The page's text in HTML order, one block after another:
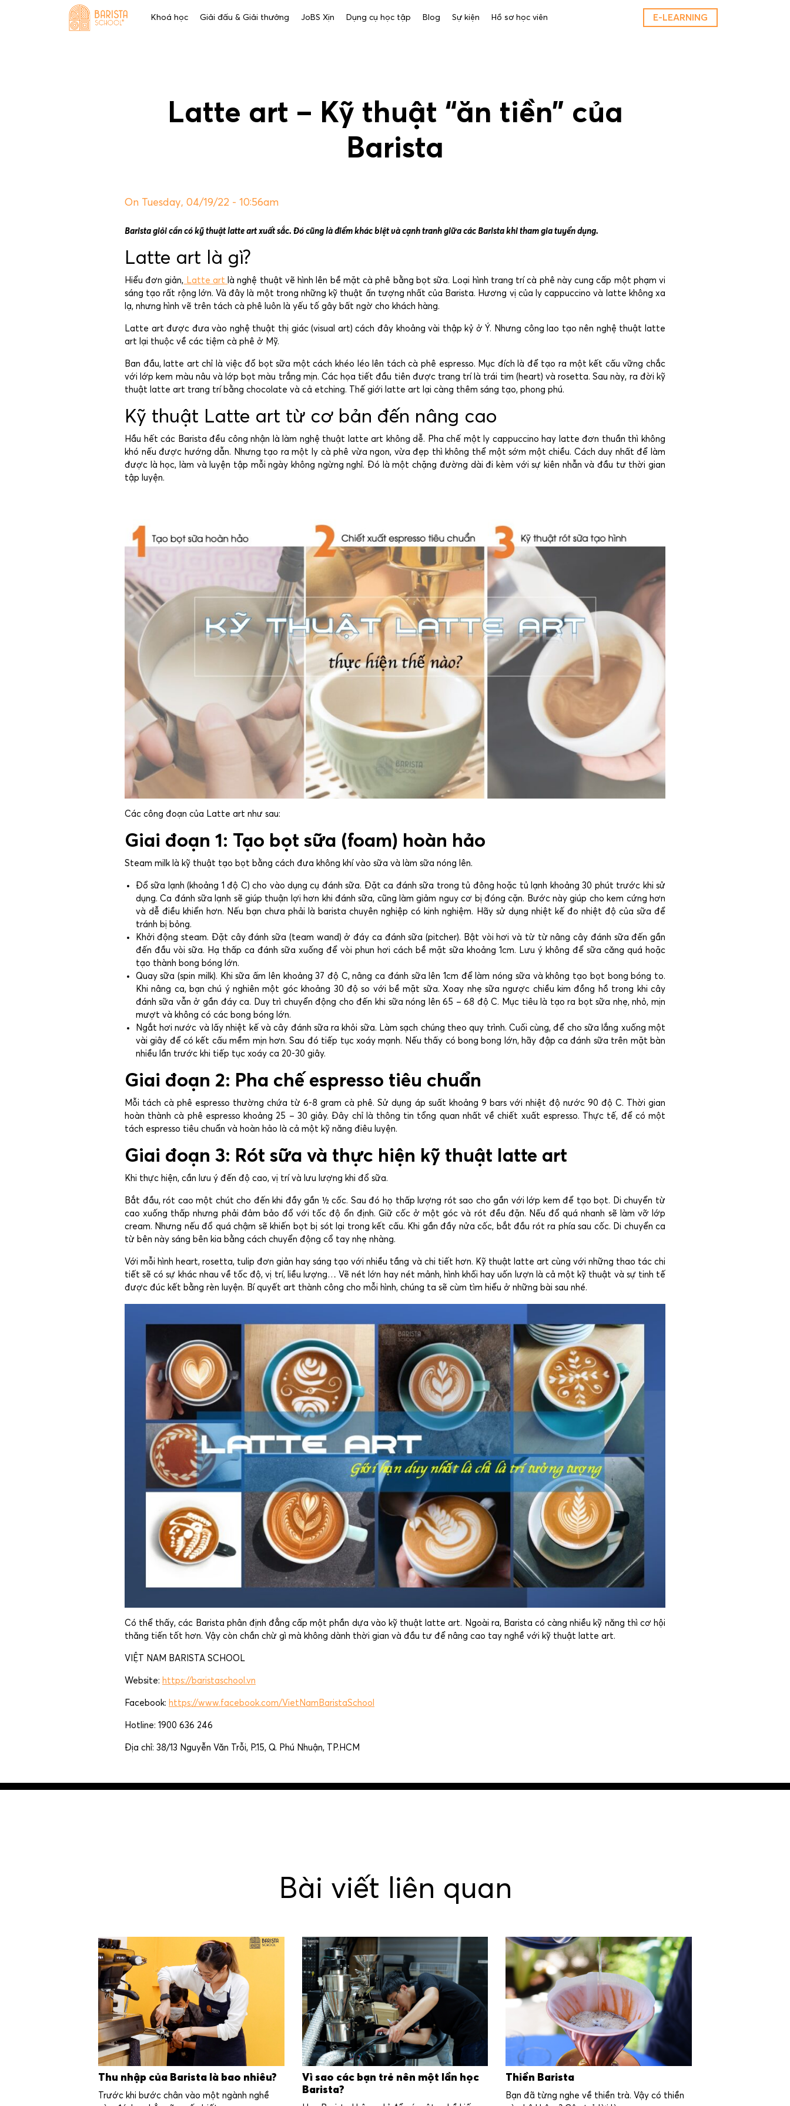
Khoá học Giải đấu & Giải thưởng JoBS Xịn Dụng cụ học tập Blog Sự kiện Hồ sơ học viên E-LEARNING
Latte art – Kỹ thuật “ăn tiền” của
Barista
On Tuesday, 04/19/22 - 10:56am
Barista giỏi cần có kỹ thuật latte art xuất sắc. Đó cũng là điểm khác biệt và cạnh tranh giữa các Barista khi tham gia tuyển dụng.
Latte art là gì?
Hiểu đơn giản, Latte art là nghệ thuật vẽ hình lên bề mặt cà phê bằng bọt sữa. Loại hình trang trí cà phê này cung cấp một phạm vi
sáng tạo rất rộng lớn. Và đây là một trong những kỹ thuật ấn tượng nhất của Barista. Hương vị của ly cappuccino và latte không xa
lạ, nhưng hình vẽ trên tách cà phê luôn là yếu tố gây bất ngờ cho khách hàng.
Latte art được đưa vào nghệ thuật thị giác (visual art) cách đây khoảng vài thập kỷ ở Ý. Nhưng công lao tạo nên nghệ thuật latte
art lại thuộc về các tiệm cà phê ở Mỹ.
Ban đầu, latte art chỉ là việc đổ bọt sữa một cách khéo léo lên tách cà phê espresso. Mục đích là để tạo ra một kết cấu vững chắc
với lớp kem màu nâu và lớp bọt màu trắng mịn. Các họa tiết đầu tiên được trang trí là trái tim (heart) và rosetta. Sau này, ra đời kỹ
thuật latte art trang trí bằng chocolate và cả etching. Thế giới latte art lại càng thêm sáng tạo, phong phú.
Kỹ thuật Latte art từ cơ bản đến nâng cao
Hầu hết các Barista đều công nhận là làm nghệ thuật latte art không dễ. Pha chế một ly cappuccino hay latte đơn thuần thì không
khó nếu được hướng dẫn. Nhưng tạo ra một ly cà phê vừa ngon, vừa đẹp thì không thể một sớm một chiều. Cách duy nhất để làm
được là học, làm và luyện tập mỗi ngày không ngừng nghỉ. Đó là một chặng đường dài đi kèm với sự kiên nhẫn và đầu tư thời gian
tập luyện.
Các công đoạn của Latte art như sau:
Giai đoạn 1: Tạo bọt sữa (foam) hoàn hảo
Steam milk là kỹ thuật tạo bọt bằng cách đưa không khí vào sữa và làm sữa nóng lên.
Đổ sữa lạnh (khoảng 1 độ C) cho vào dụng cụ đánh sữa. Đặt ca đánh sữa trong tủ đông hoặc tủ lạnh khoảng 30 phút trước khi sử
dụng. Ca đánh sữa lạnh sẽ giúp thuận lợi hơn khi đánh sữa, cũng làm giảm nguy cơ bị đóng cặn. Bước này giúp cho kem cứng hơn
và dễ điều khiển hơn. Nếu bạn chưa phải là barista chuyên nghiệp có kinh nghiệm. Hãy sử dụng nhiệt kế đo nhiệt độ của sữa để
tránh bị bỏng.
Khởi động steam. Đặt cây đánh sữa (team wand) ở đáy ca đánh sữa (pitcher). Bật vòi hơi và từ từ nâng cây đánh sữa đến gần
đến đầu vòi sữa. Hạ thấp ca đánh sữa xuống để vòi phun hơi cách bề mặt sữa khoảng 1cm. Lưu ý không để sữa căng quá hoặc
tạo thành bong bóng lớn.
Quay sữa (spin milk). Khi sữa ấm lên khoảng 37 độ C, nâng ca đánh sữa lên 1cm để làm nóng sữa và không tạo bọt bong bóng to.
Khi nâng ca, bạn chú ý nghiên một góc khoảng 30 độ so với bề mặt sữa. Xoay nhẹ sữa ngược chiều kim đồng hồ trong khi cây
đánh sữa vẫn ở gần đáy ca. Duy trì chuyển động cho đến khi sữa nóng lên 65 – 68 độ C. Mục tiêu là tạo ra bọt sữa nhẹ, nhỏ, mịn
mượt và không có các bong bóng lớn.
Ngắt hơi nước và lấy nhiệt kế và cây đánh sữa ra khỏi sữa. Làm sạch chúng theo quy trình. Cuối cùng, để cho sữa lắng xuống một
vài giây để có kết cấu mềm mịn hơn. Sau đó tiếp tục xoáy mạnh. Nếu thấy có bong bong lớn, hãy đập ca đánh sữa trên mặt bàn
nhiều lần trước khi tiếp tục xoáy ca 20-30 giây.
Giai đoạn 2: Pha chế espresso tiêu chuẩn
Mỗi tách cà phê espresso thường chứa từ 6-8 gram cà phê. Sử dụng áp suất khoảng 9 bars với nhiệt độ nước 90 độ C. Thời gian
hoàn thành cà phê espresso khoảng 25 – 30 giây. Đây chỉ là thông tin tổng quan nhất về chiết xuất espresso. Thực tế, để có một
tách espresso tiêu chuẩn và hoàn hảo là cả một kỹ năng điêu luyện.
Giai đoạn 3: Rót sữa và thực hiện kỹ thuật latte art
Khi thực hiện, cần lưu ý đến độ cao, vị trí và lưu lượng khi đổ sữa.
Bắt đầu, rót cao một chút cho đến khi đầy gần ½ cốc. Sau đó họ thấp lượng rót sao cho gần với lớp kem để tạo bọt. Di chuyển từ
cao xuống thấp nhưng phải đảm bảo đổ với tốc độ ổn định. Giữ cốc ở một góc và rót đều đặn. Nếu đổ quá nhanh sẽ làm vỡ lớp
cream. Nhưng nếu đổ quá chậm sẽ khiến bọt bị sót lại trong kết cấu. Khi gần đầy nửa cốc, bắt đầu rót ra phía sau cốc. Di chuyển ca
từ bên này sáng bên kia bằng cách chuyển động cổ tay nhẹ nhàng.
Với mỗi hình heart, rosetta, tulip đơn giản hay sáng tạo với nhiều tầng và chi tiết hơn. Kỹ thuật latte art cùng với những thao tác chi
tiết sẽ có sự khác nhau về tốc độ, vị trí, liều lượng… Vẽ nét lớn hay nét mảnh, hình khối hay uốn lượn là cả một kỹ thuật và sự tinh tế
được đúc kết bằng rèn luyện. Bí quyết art thành công cho mỗi hình, chúng ta sẽ cùm tìm hiểu ở những bài sau nhé.
Có thể thấy, các Barista phân định đẳng cấp một phần dựa vào kỹ thuật latte art. Ngoài ra, Barista có càng nhiều kỹ năng thì cơ hội
thăng tiến tốt hơn. Vậy còn chần chừ gì mà không dành thời gian và đầu tư để nâng cao tay nghề với kỹ thuật latte art.
VIỆT NAM BARISTA SCHOOL
Website: https://baristaschool.vn
Facebook: https://www.facebook.com/VietNamBaristaSchool
Hotline: 1900 636 246
Địa chỉ: 38/13 Nguyễn Văn Trỗi, P.15, Q. Phú Nhuận, TP.HCM
Post
Bài viết liên quan
Thu nhập của Barista là bao nhiêu?
Trước khi bước chân vào một ngành nghề
Vì sao các bạn trẻ nên một lần học
Barista?
Thiền Barista
Bạn đã từng nghe về thiền trà. Vậy có thiền